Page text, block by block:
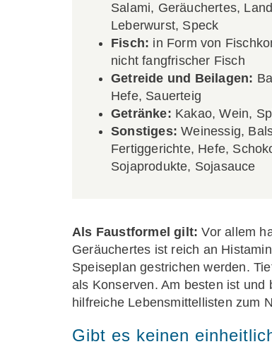
Salami, Geräuchertes,
Leberwurst, Speck
Fisch: in Form von
nicht fangfrischer Fisch
Getreide und Beilagen:
Hefe, Sauerteig
Getränke: Kakao, Wein,
Sonstiges:Weinessig,
Fertiggerichte, Hefe,
Sojaprodukte, Sojasauce
Als Faustformel gilt: Vor allem
Geräuchertes ist reich an
Speiseplan gestrichen werden.
als Konserven. Am besten ist
hilfreiche Lebensmittellisten zum
Gibt es keinen